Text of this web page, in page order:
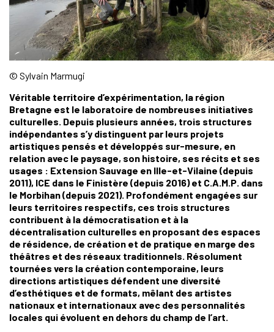
© Sylvain Marmugi
Véritable territoire d’expérimentation, la région
Bretagne est le laboratoire de nombreuses initiatives
culturelles. Depuis plusieurs années, trois structures
indépendantes s’y distinguent par leurs projets
artistiques pensés et développés sur-mesure, en
relation avec le paysage, son histoire, ses récits et ses
usages : Extension Sauvage en Ille-et-Vilaine (depuis
2011), ICE dans le Finistère (depuis 2016) et C.A.M.P. dans
le Morbihan (depuis 2021). Profondément engagées sur
leurs territoires respectifs, ces trois structures
contribuent à la démocratisation et à la
décentralisation culturelles en proposant des espaces
de résidence, de création et de pratique en marge des
théâtres et des réseaux traditionnels. Résolument
tournées vers la création contemporaine, leurs
directions artistiques défendent une diversité
d’esthétiques et de formats, mêlant des artistes
nationaux et internationaux avec des personnalités
locales qui évoluent en dehors du champ de l’art.